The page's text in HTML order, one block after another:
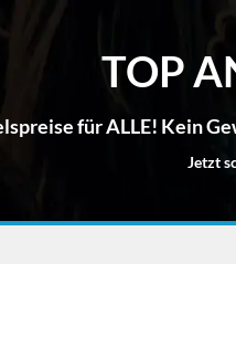
TOP
für ALLE! Kein
Jetzt